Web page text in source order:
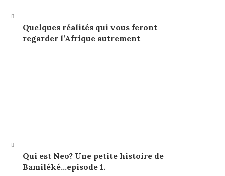
Quelques réalités qui vous feront
regarder l’Afrique autrement
Qui est Neo? Une petite histoire de
Bamiléké…episode 1.